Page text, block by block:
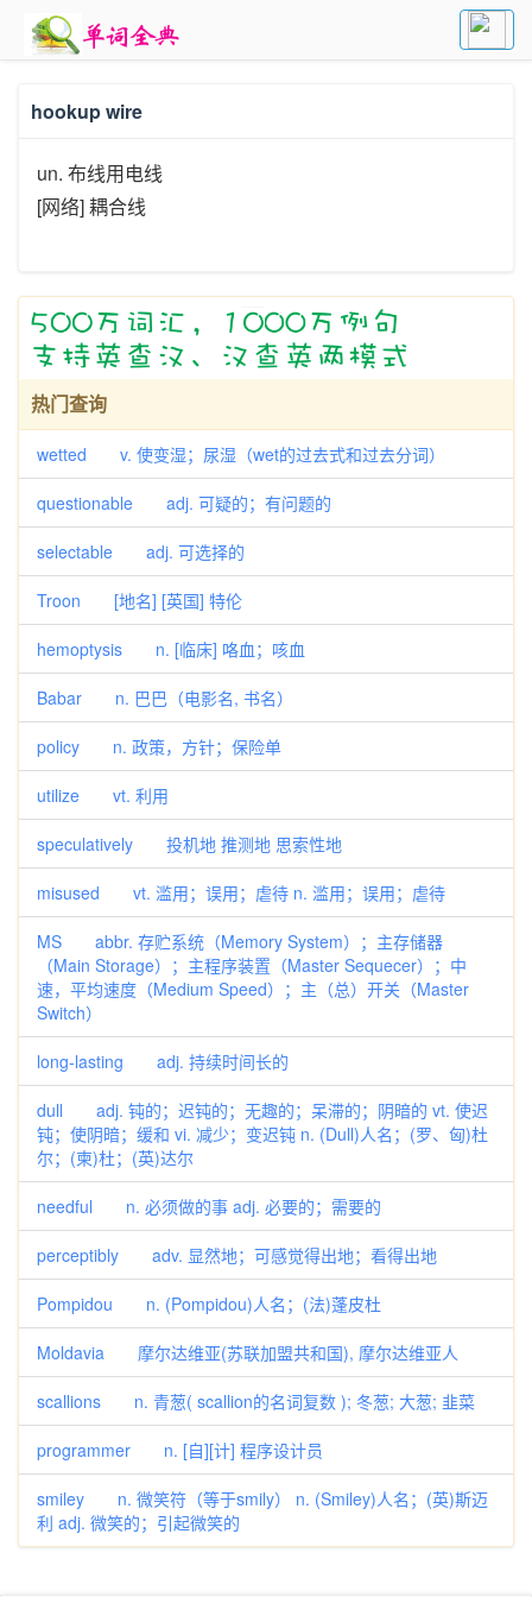
hookup wire
un. 布线用电线
[网络] 耦合线
热门查询
wetted v. 使变湿；尿湿（wet的过去式和过去分词）
questionable adj. 可疑的；有问题的
selectable adj. 可选择的
Troon [地名] [英国] 特伦
hemoptysis n. [临床] 咯血；咳血
Babar n. 巴巴（电影名, 书名）
policy n. 政策，方针；保险单
utilize vt. 利用
speculatively 投机地 推测地 思索性地
misused vt. 滥用；误用；虐待 n. 滥用；误用；虐待
MS abbr. 存贮系统（Memory System）；主存储器
（Main Storage）；主程序装置（Master Sequecer）；中
速，平均速度（Medium Speed）；主（总）开关（Master
Switch）
long-lasting adj. 持续时间长的
dull adj. 钝的；迟钝的；无趣的；呆滞的；阴暗的 vt. 使迟
钝；使阴暗；缓和 vi. 减少；变迟钝 n. (Dull)人名；(罗、匈)杜
尔；(柬)杜；(英)达尔
needful n. 必须做的事 adj. 必要的；需要的
perceptibly adv. 显然地；可感觉得出地；看得出地
Pompidou n. (Pompidou)人名；(法)蓬皮杜
Moldavia 摩尔达维亚(苏联加盟共和国), 摩尔达维亚人
scallions n. 青葱( scallion的名词复数 ); 冬葱; 大葱; 韭菜
programmer n. [自][计] 程序设计员
smiley n. 微笑符（等于smily） n. (Smiley)人名；(英)斯迈
利 adj. 微笑的；引起微笑的